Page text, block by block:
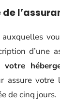
d’une
votre
assure votre
de cinq jours.